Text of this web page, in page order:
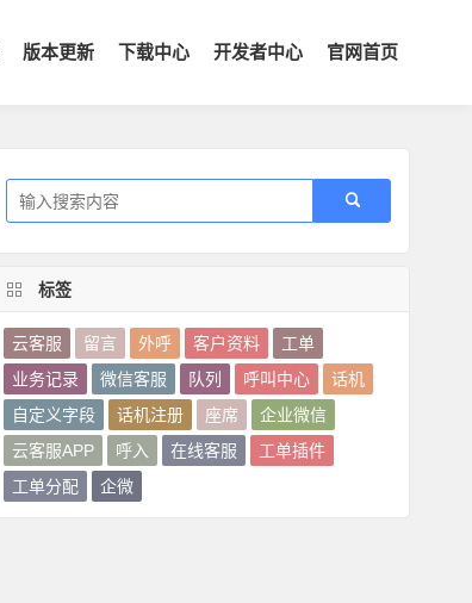
版本更新 下载中心 开发者中心 官网首页
标签
云客服 留言 外呼 客户资料
工单
业务记录
微信客服 队列 呼叫中心
话机
自定义字段
话机注册 座席
企业微信
云客服APP
呼入 在线客服
工单插件
工单分配
企微